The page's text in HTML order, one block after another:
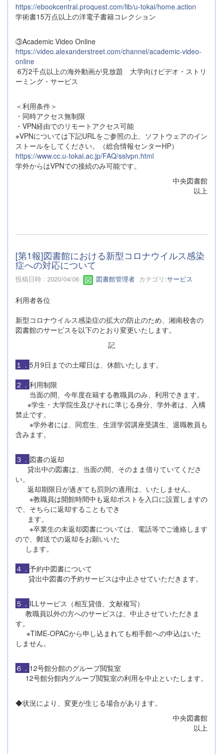
https://ebookcentral.proquest.com/lib/u-tokai/home.action
学術書15万点以上の洋電子書籍コレクション
③Academic Video Online
https://video.alexanderstreet.com/channel/academic-video-
online
6万2千点以上の海外動画が見放題 大学向けビデオ・ストリ
ーミング・サービス
＜利用条件＞
・同時アクセス無制限
・VPN経由でのリモートアクセス可能
※VPNについては下記URLをご参照の上、ソフトウェアのイン
ストールをしてください。（総合情報センターHP）
https://www.cc.u-tokai.ac.jp/FAQ/sslvpn.html
学外からはVPNでの接続のみ可能です。
中央図書館
以上
[第1報]図書館における新型コロナウイルス感染
症への対応について
投稿日時 : 2020/04/06 図書館管理者 カテゴリ:サービス
利用者各位
新型コロナウイルス感染症の拡大の防止のため、湘南校舎の
図書館のサービスを以下のとおり変更いたします。
記
１． 5月9日までの土曜日は、休館いたします。
２． 利用制限
当面の間、今年度在籍する教職員のみ、利用できます。
※学生・大学院生及びそれに準じる身分、学外者は、入構
禁止です。
※学外者には、同窓生、生涯学習講座受講生、退職教員も
含みます。
３． 図書の返却
貸出中の図書は、当面の間、そのまま借りていてくださ
い。
返却期限日が過ぎても罰則の適用は、いたしません。
※教職員は開館時間中も返却ポストを入口に設置しますの
で、そちらに返却することもでき
ます。
※卒業生の未返却図書については、電話等でご連絡します
ので、郵送での返却をお願いいた
します。
４． 予約中図書について
貸出中図書の予約サービスは中止させていただきます。
５． ILLサービス（相互貸借、文献複写）
教職員以外の方へのサービスは、中止させていただきま
す。
※TIME-OPACから申し込まれても相手館への申込はいた
しません。
６． 12号館分館のグループ閲覧室
12号館分館内グループ閲覧室の利用を中止といたします。
◆状況により、変更が生じる場合があります。
中央図書館
以上